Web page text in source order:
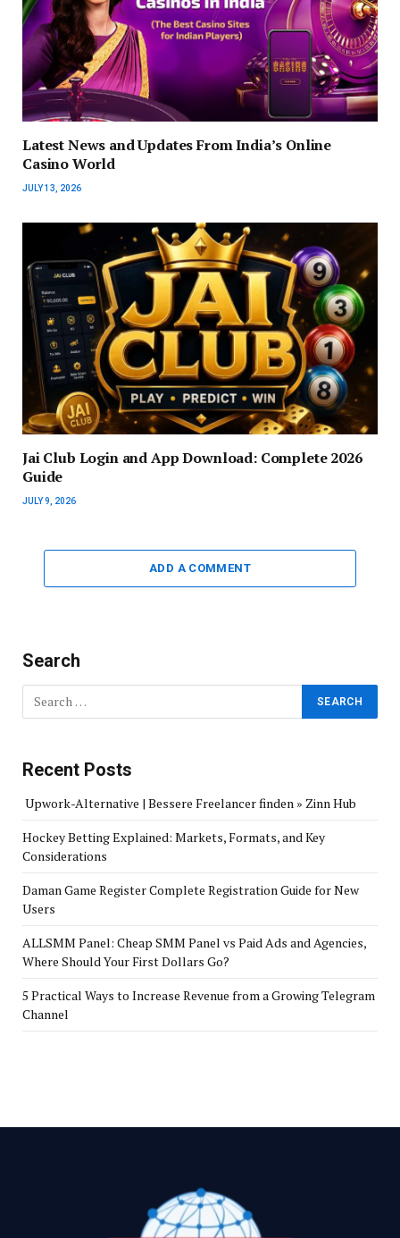
Latest News and Updates From India’s Online
Casino World
JULY 13, 2026
Jai Club Login and App Download: Complete 2026
Guide
JULY 9, 2026
ADD A COMMENT
Search
Recent Posts
Upwork-Alternative | Bessere Freelancer finden » Zinn Hub
Hockey Betting Explained: Markets, Formats, and Key
Considerations
Daman Game Register Complete Registration Guide for New
Users
ALLSMM Panel: Cheap SMM Panel vs Paid Ads and Agencies,
Where Should Your First Dollars Go?
5 Practical Ways to Increase Revenue from a Growing Telegram
Channel